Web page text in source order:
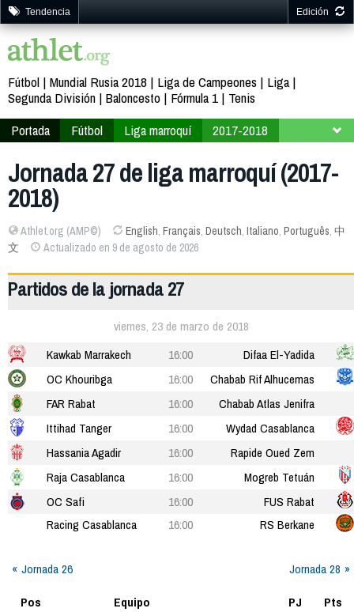
Tendencia Edición
Fútbol Mundial Rusia 2018 Liga de Campeones
Liga
Segunda División Baloncesto Fórmula 1
Tenis
Portada
Fútbol Liga marroquí
2017-2018
Jornada 27 de liga marroquí (2017-
2018)
Athlet.org (AMP©) English, Français, Deutsch, Italiano, Português, 中
文
Actualizado en 9 de agosto de 2026
Partidos de la jornada 27
viernes, 23 de marzo de 2018
Kawkab Marrakech
16:00
Difaa El-Yadida
OC Khouribga
16:00
Chabab Rif Alhucemas
FAR Rabat
16:00
Chabab Atlas Jenifra
Ittihad Tanger
16:00
Wydad Casablanca
Hassania Agadir
16:00
Rapide Oued Zem
Raja Casablanca
16:00
Mogreb Tetuán
OC Safi
16:00
FUS Rabat
Racing Casablanca
16:00 RS Berkane
Jornada 26 Jornada 28
Pos Equipo PJ
Pts